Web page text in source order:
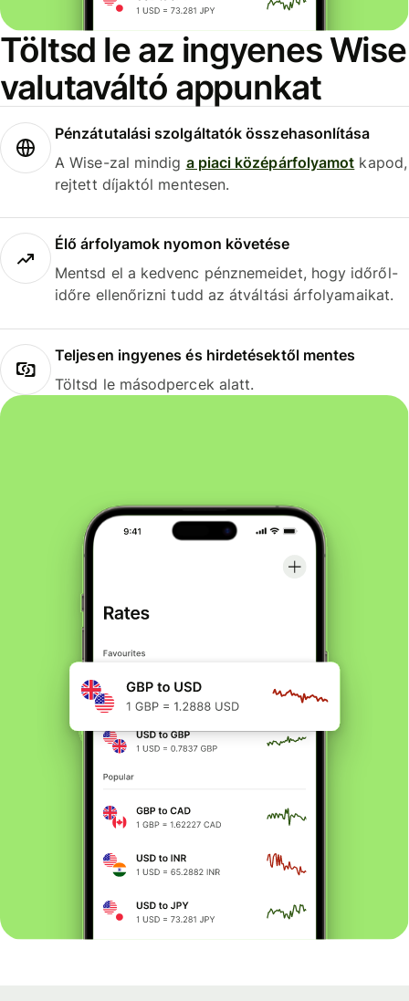
Töltsd le az ingyenes Wise
valutaváltó appunkat
Pénzátutalási szolgáltatók összehasonlítása
A Wise-zal mindig a piaci középárfolyamot kapod,
rejtett díjaktól mentesen.
Élő árfolyamok nyomon követése
Mentsd el a kedvenc pénznemeidet, hogy időről-
időre ellenőrizni tudd az átváltási árfolyamaikat.
Teljesen ingyenes és hirdetésektől mentes
Töltsd le másodpercek alatt.